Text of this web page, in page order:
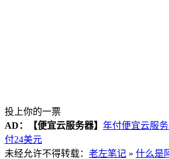
投上你的一票
AD：
【便宜云服务器】 年付便宜云服
付24美元
未经允许不得转载： 老左笔记 » 什么是